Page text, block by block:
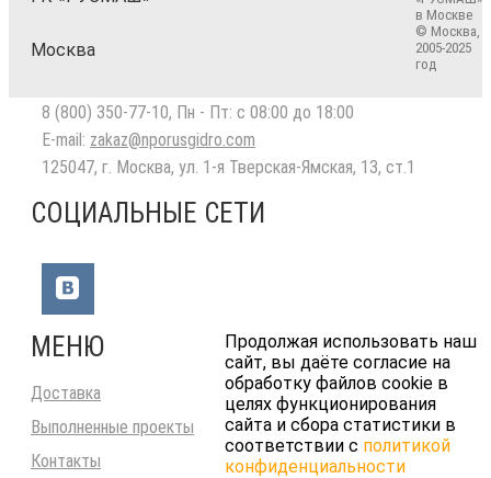
Москва
8 (800) 350-77-10, Пн - Пт: с 08:00 до 18:00
E-mail: zakaz@nporusgidro.com
125047, г. Москва, ул. 1-я Тверская-Ямская, 13, ст.1
СОЦИАЛЬНЫЕ СЕТИ
МЕНЮ
Доставка
Выполненные проекты
Контакты
в Москве
© Москва,
2005-2025
год
Продолжая использовать наш
сайт, вы даёте согласие на
обработку файлов cookie в
целях функционирования
сайта и сбора статистики в
соответствии с политикой
конфиденциальности